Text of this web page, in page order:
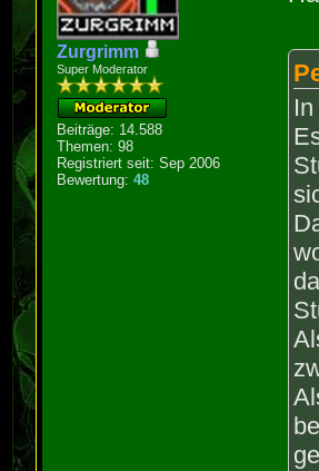
Zurgrimm
Super Moderator
Beiträge: 14.588
Themen: 98
Registriert seit: Sep 2006
Bewertung:48